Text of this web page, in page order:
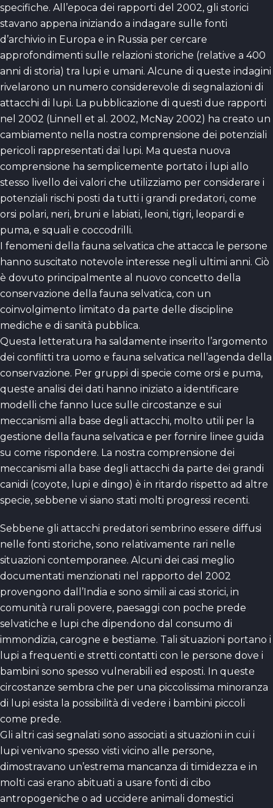
specifiche. All’epoca dei rapporti del 2002, gli storici
stavano appena iniziando a indagare sulle fonti
d’archivio in Europa e in Russia per cercare
approfondimenti sulle relazioni storiche (relative a 400
anni di storia) tra lupi e umani. Alcune di queste indagini
rivelarono un numero considerevole di segnalazioni di
attacchi di lupi. La pubblicazione di questi due rapporti
nel 2002 (Linnell et al. 2002, McNay 2002) ha creato un
cambiamento nella nostra comprensione dei potenziali
pericoli rappresentati dai lupi. Ma questa nuova
comprensione ha semplicemente portato i lupi allo
stesso livello dei valori che utilizziamo per considerare i
potenziali rischi posti da tutti i grandi predatori, come
orsi polari, neri, bruni e labiati, leoni, tigri, leopardi e
puma, e squali e coccodrilli.
I fenomeni della fauna selvatica che attacca le persone
hanno suscitato notevole interesse negli ultimi anni. Ciò
è dovuto principalmente al nuovo concetto della
conservazione della fauna selvatica, con un
coinvolgimento limitato da parte delle discipline
mediche e di sanità pubblica.
Questa letteratura ha saldamente inserito l’argomento
dei conflitti tra uomo e fauna selvatica nell’agenda della
conservazione. Per gruppi di specie come orsi e puma,
queste analisi dei dati hanno iniziato a identificare
modelli che fanno luce sulle circostanze e sui
meccanismi alla base degli attacchi, molto utili per la
gestione della fauna selvatica e per fornire linee guida
su come rispondere. La nostra comprensione dei
meccanismi alla base degli attacchi da parte dei grandi
canidi (coyote, lupi e dingo) è in ritardo rispetto ad altre
specie, sebbene vi siano stati molti progressi recenti.
Sebbene gli attacchi predatori sembrino essere diffusi
nelle fonti storiche, sono relativamente rari nelle
situazioni contemporanee. Alcuni dei casi meglio
documentati menzionati nel rapporto del 2002
provengono dall’India e sono simili ai casi storici, in
comunità rurali povere, paesaggi con poche prede
selvatiche e lupi che dipendono dal consumo di
immondizia, carogne e bestiame. Tali situazioni portano i
lupi a frequenti e stretti contatti con le persone dove i
bambini sono spesso vulnerabili ed esposti. In queste
circostanze sembra che per una piccolissima minoranza
di lupi esista la possibilità di vedere i bambini piccoli
come prede.
Gli altri casi segnalati sono associati a situazioni in cui i
lupi venivano spesso visti vicino alle persone,
dimostravano un’estrema mancanza di timidezza e in
molti casi erano abituati a usare fonti di cibo
antropogeniche o ad uccidere animali domestici